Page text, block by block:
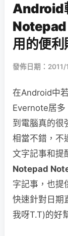
Android
Notepad
用的便利
發佈日期：2011/
在Android中
Evernote居多
到電腦真的很
相當不錯，不
文字記事和提
Notepad
字記事，也提
快速針對日期
我呀T.T)的好